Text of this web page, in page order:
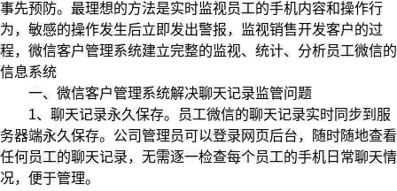
事先预防。最理想的方法是实时监视员工的手机内容和操作行
为，敏感的操作发生后立即发出警报，监视销售开发客户的过
程，微信客户管理系统建立完整的监视、统计、分析员工微信的
信息系统
一、微信客户管理系统解决聊天记录监管问题
1、聊天记录永久保存。员工微信的聊天记录实时同步到服
务器端永久保存。公司管理员可以登录网页后台，随时随地查看
任何员工的聊天记录，无需逐一检查每个员工的手机日常聊天情
况，便于管理。